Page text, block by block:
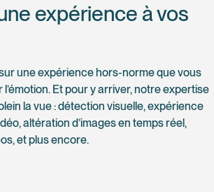
expérience à vos
une expérience hors-norme que vous
Et pour y arriver, notre expertise
la vue : détection visuelle, expérience
altération d’images en temps réel,
et plus encore.